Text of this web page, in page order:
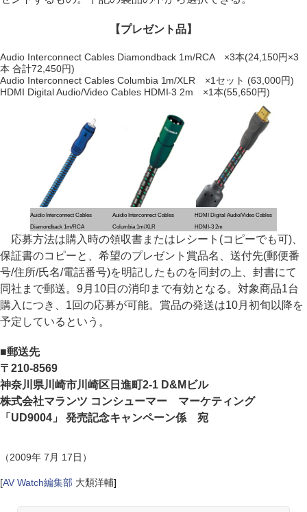
【プレゼント品】
Audio Interconnect Cables Diamondback 1m/RCA ×3本(24,150円×3
本 合計72,450円)
Audio Interconnect Cables Columbia 1m/XLR ×1セット (63,000円)
HDMI Digital Audio/Video Cables HDMI-3 2m ×1本(55,650円)
Auidio Interconnect Cables
Diamondback 1m/RCA
Auidio Interconnect Cables
Columbia 1m/XLR
HDMI Digital Audio/Video Cables
HDMI-3 2m
応募方法は購入時の領収書またはレシート(コピーでも可)、
保証書のコピーと、希望のプレゼント賞品名、送付先(郵便番
号/住所/氏名/電話番号)を明記したものを同封の上、封書にて
同社まで郵送。9月10日の消印まで有効となる。対象商品1台
購入につき、1回の応募が可能。賞品の発送は10月初旬以降を
予定しているという。
■郵送先
〒210-8569
神奈川県川崎市川崎区日進町2-1 D&Mビル
株式会社マランツ コンシューマー マーケティング
「UD9004」 発売記念キャンペーン係 宛
（2009年 7月 17日）
[AV Watch編集部 大類洋輔]